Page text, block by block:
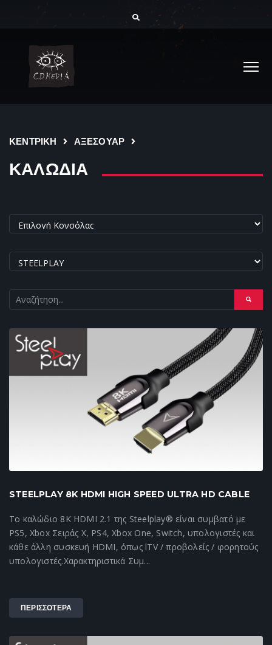
ΚΕΝΤΡΙΚΗ ΑΞΕΣΟΥΑΡ
ΚΑΛΩΔΙΑ
STEELPLAY 8K HDMI HIGH SPEED ULTRA HD CABLE
Το καλώδιο 8K HDMI 2.1 της Steelplay® είναι συμβατό με
PS5, Xbox Σειράς X, PS4, Xbox One, Switch, υπολογιστές και
κάθε άλλη συσκευή HDMI, όπως lTV / προβολείς / φορητούς
υπολογιστές.Χαρακτηριστικά Συμ...
ΠΕΡΙΣΣΟΤΕΡΑ